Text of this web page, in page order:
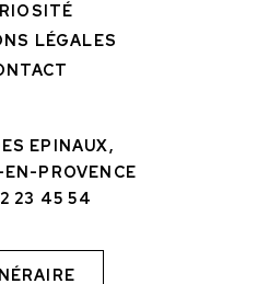
LÉGALES
EPINAUX,
PROVENCE
23 45 54